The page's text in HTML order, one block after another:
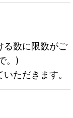
る数に限数がご
。)
ただきます。